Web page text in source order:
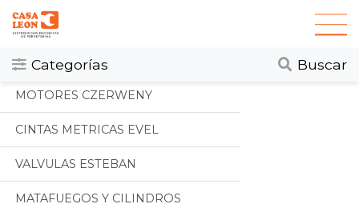
Categorías Buscar
Categorias
Todos
MOTORES CZERWENY
CINTAS METRICAS EVEL
VALVULAS ESTEBAN
MATAFUEGOS Y CILINDROS